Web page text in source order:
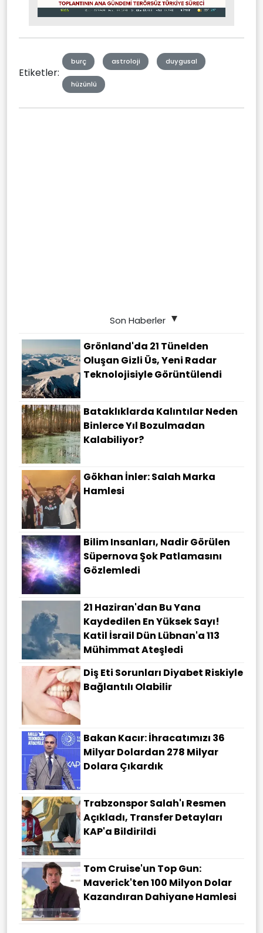
Mute Stream
Etiketler:
burç astroloji duygusal
hüzünlü
Son Haberler
Grönland'da 21 Tünelden
Oluşan Gizli Üs, Yeni Radar
Teknolojisiyle Görüntülendi
Bataklıklarda Kalıntılar Neden
Binlerce Yıl Bozulmadan
Kalabiliyor?
Gökhan İnler: Salah Marka
Hamlesi
Bilim Insanları, Nadir Görülen
Süpernova Şok Patlamasını
Gözlemledi
21 Haziran'dan Bu Yana
Kaydedilen En Yüksek Sayı!
Katil İsrail Dün Lübnan'a 113
Mühimmat Ateşledi
Diş Eti Sorunları Diyabet Riskiyle
Bağlantılı Olabilir
Bakan Kacır: İhracatımızı 36
Milyar Dolardan 278 Milyar
Dolara Çıkardık
Trabzonspor Salah'ı Resmen
Açıkladı, Transfer Detayları
KAP'a Bildirildi
Tom Cruise'un Top Gun:
Maverick'ten 100 Milyon Dolar
Kazandıran Dahiyane Hamlesi